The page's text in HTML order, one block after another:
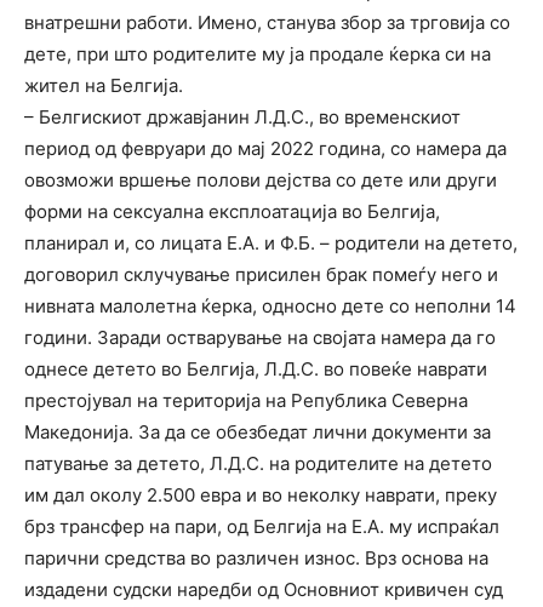
внатрешни работи. Имено, станува збор за трговија со
дете, при што родителите му ја продале ќерка си на
жител на Белгија.
– Белгискиот државјанин Л.Д.С., во временскиот
период од февруари до мај 2022 година, со намера да
овозможи вршење полови дејства со дете или други
форми на сексуална експлоатација во Белгија,
планирал и, со лицата Е.А. и Ф.Б. – родители на детето,
договорил склучување присилен брак помеѓу него и
нивната малолетна ќерка, односно дете со неполни 14
години. Заради остварување на својата намера да го
однесе детето во Белгија, Л.Д.С. во повеќе наврати
престојувал на територија на Република Северна
Македонија. За да се обезбедат лични документи за
патување за детето, Л.Д.С. на родителите на детето
им дал околу 2.500 евра и во неколку наврати, преку
брз трансфер на пари, од Белгија на Е.А. му испраќал
парични средства во различен износ. Врз основа на
издадени судски наредби од Основниот кривичен суд